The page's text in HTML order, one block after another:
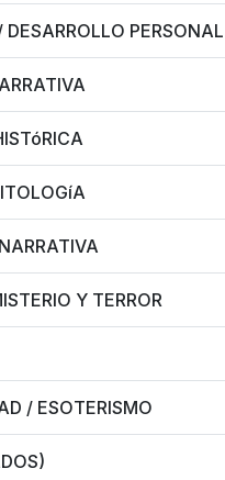
PERSONAL
Y TERROR
/ ESOTERISMO